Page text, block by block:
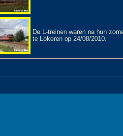
De L-treinen waren na hun
te Lokeren op 24/08/2010.